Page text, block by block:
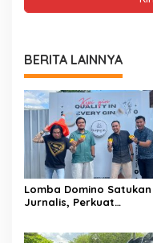
BERITA LAINNYA
Lomba Domino Satukan
Jurnalis, Perkuat